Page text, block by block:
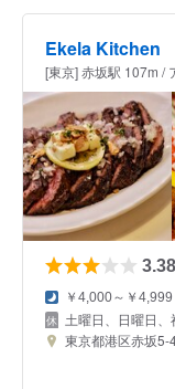
Ekela Kitchen
[東京] 赤坂駅 107m /
3.38
￥4,000～￥4,999
土曜日、日曜日、
東京都港区赤坂5-